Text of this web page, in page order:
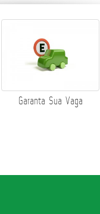
Garanta Sua Vaga